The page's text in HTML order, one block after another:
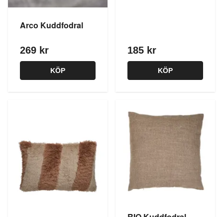
Arco Kuddfodral
269 kr
KÖP
185 kr
KÖP